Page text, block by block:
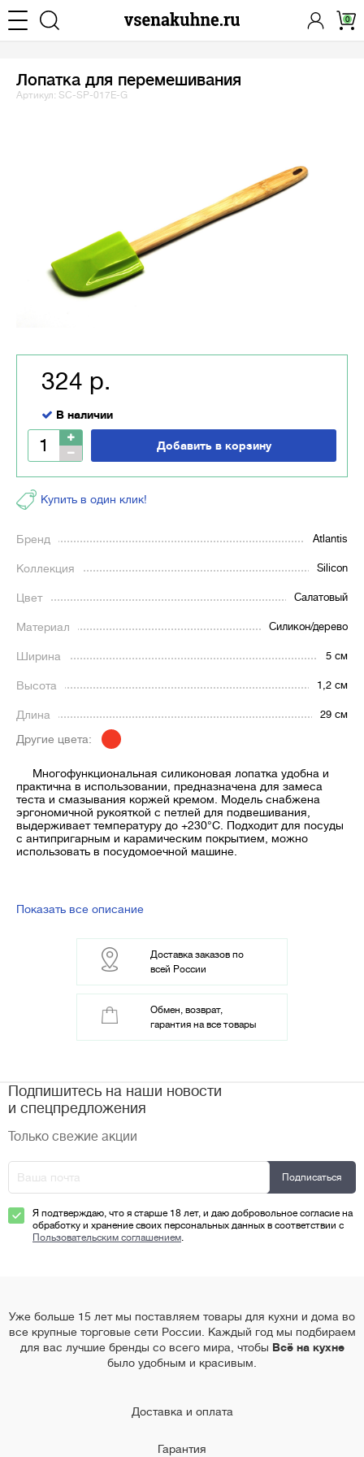
0
Лопатка для перемешивания
Артикул: SC-SP-017E-G
Бренд Atlantis
Коллекция Silicon
Цвет Салатовый
Материал Силикон/дерево
Ширина 5 см
Высота 1,2 см
Длина 29 см
Другие цвета:
Многофункциональная силиконовая лопатка удобна и
практична в использовании, предназначена для замеса
теста и смазывания коржей кремом. Модель снабжена
эргономичной рукояткой с петлей для подвешивания,
выдерживает температуру до +230°С. Подходит для посуды
с антипригарным и карамическим покрытием, можно
использовать в посудомоечной машине.
Показать все описание
Доставка заказов по
всей России
Обмен, возврат,
гарантия на все товары
324 р.
В наличии
Добавить в корзину
Купить в один клик!
Подпишитесь на наши новости
и спецпредложения
Только свежие акции
Я подтверждаю, что я старше 18 лет, и даю добровольное согласие на
обработку и хранение своих персональных данных в соответствии с
Пользовательским соглашением
Уже больше 15 лет мы поставляем товары для кухни и дома во
все крупные торговые сети России. Каждый год мы подбираем
для вас лучшие бренды со всего мира, чтобы Всё на кухне
было удобным и красивым.
Доставка и оплата
Гарантия